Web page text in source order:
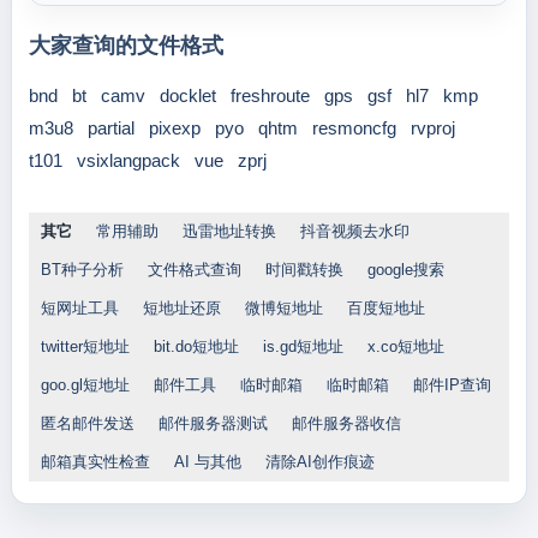
大家查询的文件格式
bnd bt camv docklet freshroute gps gsf hl7
kmp
m3u8
partial pixexp pyo qhtm resmoncfg
rvproj
t101
vsixlangpack vue zprj
其它 常用辅助 迅雷地址转换 抖音视频去水印
BT种子分析 文件格式查询 时间戳转换 google搜索
短网址工具 短地址还原 微博短地址 百度短地址
twitter短地址 bit.do短地址 is.gd短地址 x.co短地址
goo.gl短地址 邮件工具 临时邮箱 临时邮箱 邮件IP查询
匿名邮件发送 邮件服务器测试 邮件服务器收信
邮箱真实性检查 AI 与其他 清除AI创作痕迹